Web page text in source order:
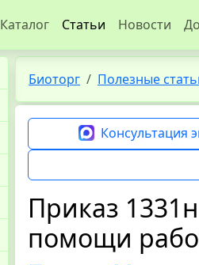
Каталог Статьи Новости
Биоторг Полезные
Консультация
Приказ
помощи